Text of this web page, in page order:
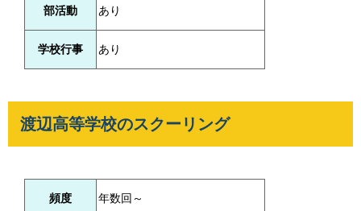
部活動 あり
学校行事 あり
渡辺高等学校のスクーリング
頻度 年数回～